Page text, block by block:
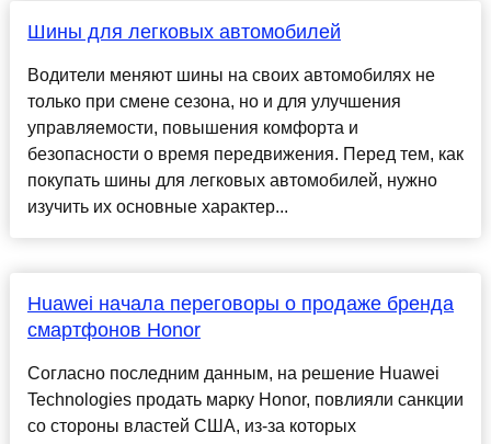
Шины для легковых автомобилей
Водители меняют шины на своих автомобилях не
только при смене сезона, но и для улучшения
управляемости, повышения комфорта и
безопасности о время передвижения. Перед тем, как
покупать шины для легковых автомобилей, нужно
изучить их основные характер...
Huawei начала переговоры о продаже бренда
смартфонов Honor
Согласно последним данным, на решение Huawei
Technologies продать марку Honor, повлияли санкции
со стороны властей США, из-за которых